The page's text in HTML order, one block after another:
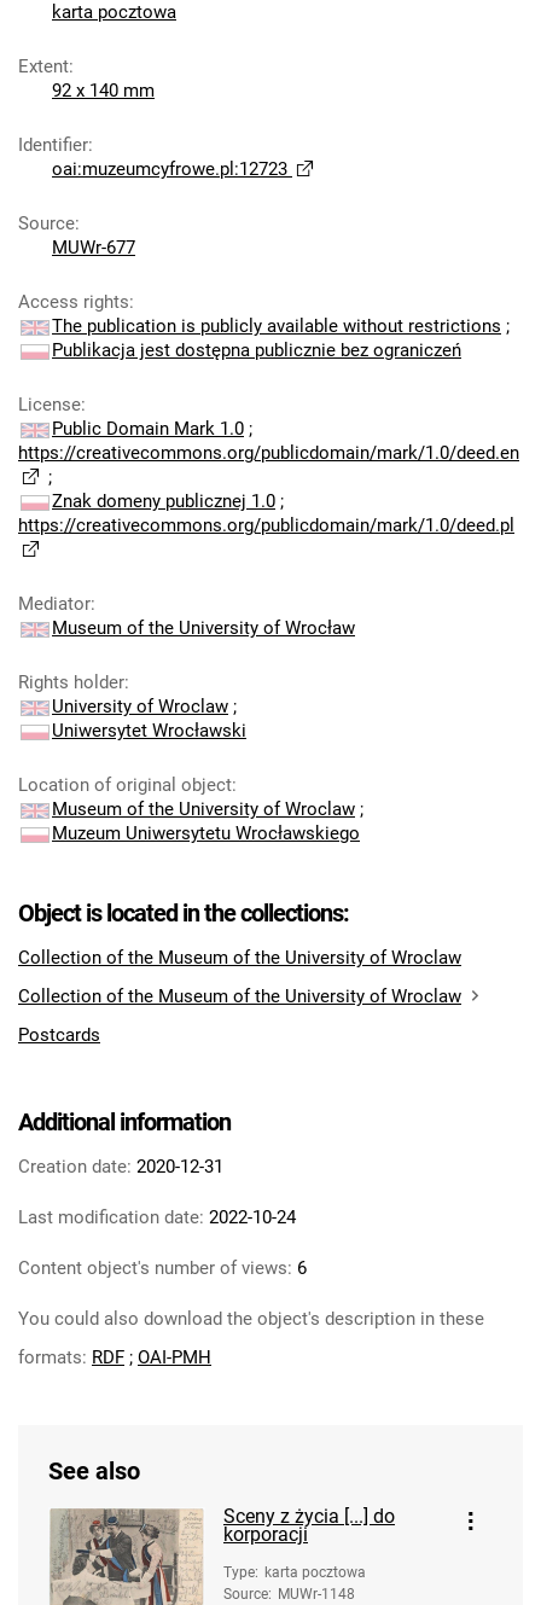
karta pocztowa
Extent:
92 x 140 mm
Identifier:
oai:muzeumcyfrowe.pl:12723
Source:
MUWr-677
Access rights:
The publication is publicly available without restrictions ;
Publikacja jest dostępna publicznie bez ograniczeń
License:
Public Domain Mark 1.0 ;
https://creativecommons.org/publicdomain/mark/1.0/deed.en
;
Znak domeny publicznej 1.0 ;
https://creativecommons.org/publicdomain/mark/1.0/deed.pl
Mediator:
Museum of the University of Wrocław
Rights holder:
University of Wroclaw ;
Uniwersytet Wrocławski
Location of original object:
Museum of the University of Wroclaw ;
Muzeum Uniwersytetu Wrocławskiego
Object is located in the collections:
Collection of the Museum of the University of Wroclaw
Collection of the Museum of the University of Wroclaw
Postcards
Additional information
Creation date: 2020-12-31
Last modification date: 2022-10-24
Content object's number of views: 6
You could also download the object's description in these
formats: RDF ; OAI-PMH
See also
Sceny z życia [...] do
korporacji
Type: karta pocztowa
Source: MUWr-1148